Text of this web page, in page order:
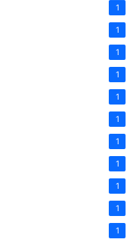
1
1
1
1
1
1
1
1
1
1
1